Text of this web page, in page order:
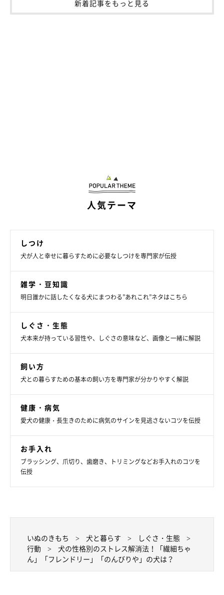
いぬのきもち投稿写真ギャラリー
タイプです。物音がしてもあまり動じず、ほかの犬に吠えられて
のんびりやタイプがストレスを感じやすいのは、飼い主さんやほ
また、自己主張が弱く要求が少ないので、飼い主さんが生理的要
などはもちろんストレスになるので要注意です。
新着記事をもっと見る
人気テーマ
しつけ
犬が人と幸せに暮らすために必要なしつけを専門家が伝授
雑学・豆知識
明日誰かに話したくなる犬にまつわる”あれこれ”ネタはこちら
しぐさ・生態
犬本来が持っている習性や、しぐさの意味など、画像と一緒に解説
飼い方
犬との暮らすための基本の飼い方を専門家が分かりやすく解説
健康・病気
愛犬の健康・長生きのために病気のサインを見逃さないコツを伝授
お手入れ
ブラッシング、爪切り、歯磨き、トリミングなどお手入れのコツを
伝授
いぬのきもち 犬と暮らす
しぐさ・生態
行動
犬の性格別のストレス解消法！「繊細ちゃ
ん」「フレンドリー」「のんびりや」の犬は？